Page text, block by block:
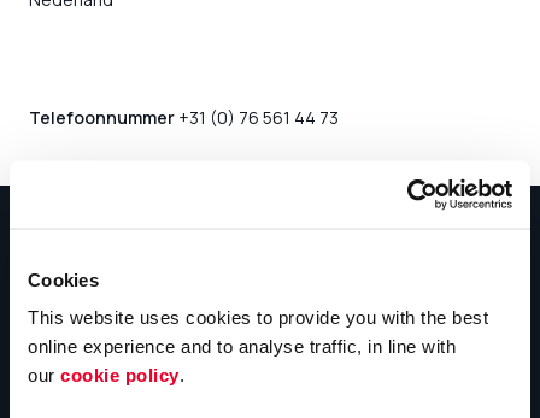
Cookies
This website uses cookies to provide you with the best
online experience and to analyse traffic, in line with
our cookie policy.
Telefoonnummer +31 (0) 76 561 44 73